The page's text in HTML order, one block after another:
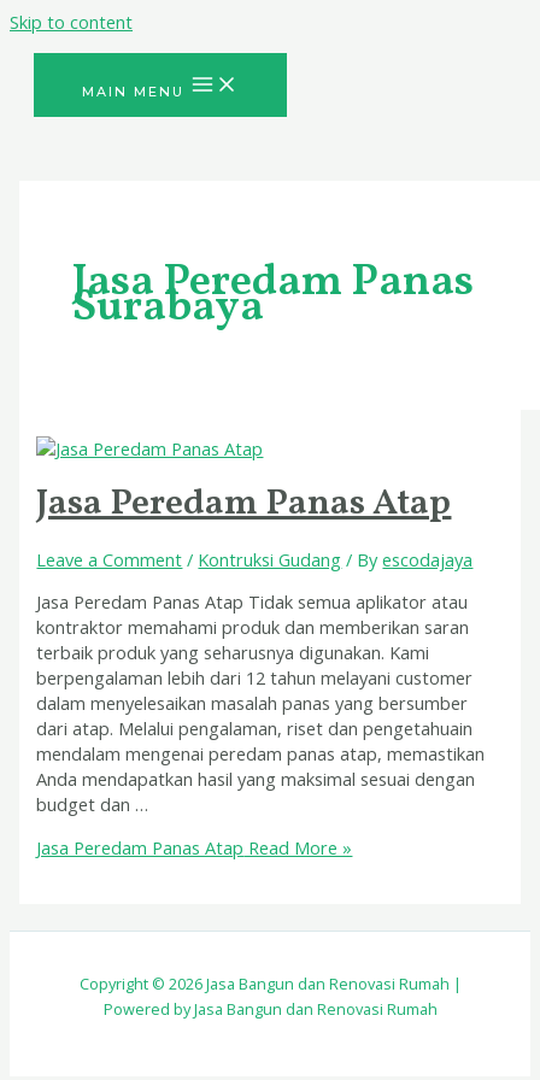
Skip to content
MAIN MENU
Jasa Peredam Panas
Surabaya
Jasa Peredam Panas Atap
Leave a Comment / Kontruksi Gudang / Byescodajaya
Jasa Peredam Panas Atap Tidak semua aplikator atau
kontraktor memahami produk dan memberikan saran
terbaik produk yang seharusnya digunakan. Kami
berpengalaman lebih dari 12 tahun melayani customer
dalam menyelesaikan masalah panas yang bersumber
dari atap. Melalui pengalaman, riset dan pengetahuain
mendalam mengenai peredam panas atap, memastikan
Anda mendapatkan hasil yang maksimal sesuai dengan
budget dan …
Jasa Peredam Panas Atap Read More »
Copyright © 2026 Jasa Bangun dan Renovasi Rumah |
Powered by Jasa Bangun dan Renovasi Rumah